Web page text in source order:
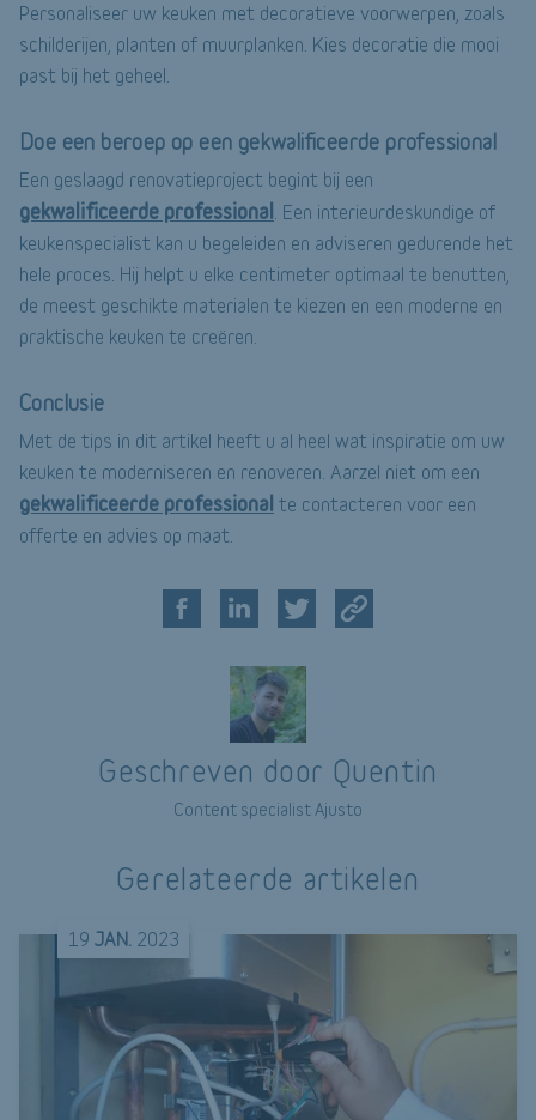
Personaliseer uw keuken met decoratieve voorwerpen, zoals
schilderijen, planten of muurplanken. Kies decoratie die mooi
past bij het geheel.
Doe een beroep op een gekwalificeerde professional
Een geslaagd renovatieproject begint bij een
gekwalificeerde professional
. Een interieurdeskundige of
keukenspecialist kan u begeleiden en adviseren gedurende het
hele proces. Hij helpt u elke centimeter optimaal te benutten,
de meest geschikte materialen te kiezen en een moderne en
praktische keuken te creëren.
Conclusie
Met de tips in dit artikel heeft u al heel wat inspiratie om uw
keuken te moderniseren en renoveren. Aarzel niet om een
gekwalificeerde professional te contacteren voor een
offerte en advies op maat.
Geschreven door Quentin
Content specialist Ajusto
Gerelateerde artikelen
19 JAN. 2023